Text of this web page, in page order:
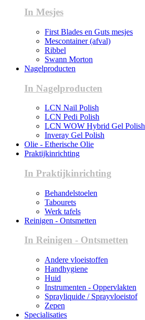
In Mesjes
First Blades en Guts mesjes
Mescontainer (afval)
Ribbel
Swann Morton
Nagelproducten
In Nagelproducten
LCN Nail Polish
LCN Pedi Polish
LCN WOW Hybrid Gel Polish
Inveray Gel Polish
Olie - Etherische Olie
Praktijkinrichting
In Praktijkinrichting
Behandelstoelen
Tabourets
Werk tafels
Reinigen - Ontsmetten
In Reinigen - Ontsmetten
Andere vloeistoffen
Handhygiene
Huid
Instrumenten - Oppervlakten
Sprayliquide / Sprayvloeistof
Zepen
Specialisaties